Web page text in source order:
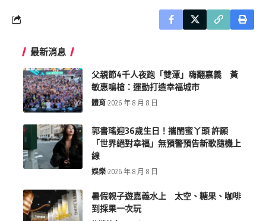
最新消息
父親節4千人夜跑「雙潭」嗨翻嘉義 黃
敏惠鳴槍：運動打造幸福城市
體育 2026 年 8 月 8 日
郭書瑤迎36歲生日！攜閨蜜丫頭 許願
「世界絕對幸福」無預警預告新歌隨機上
線
娛樂 2026 年 8 月 8 日
暑假親子遊嘉義水上 太空、糖果、咖啡
到採果一次玩